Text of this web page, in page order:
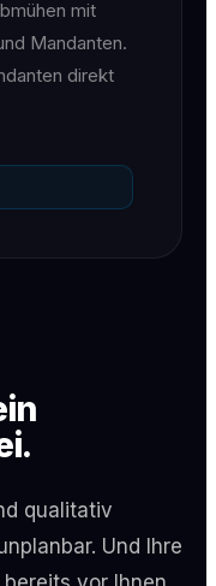
mit
Mandanten.
direkt
qualitativ
Und Ihre